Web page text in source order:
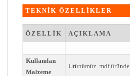
TEKNİK ÖZELLİKLER
ÖZELLİK AÇIKLAMA
Kullanılan
Malzeme
Ürünümüz mdf